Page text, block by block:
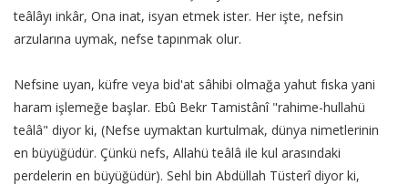
teâlâyı inkâr, Ona inat, isyan etmek ister. Her işte, nefsin
arzularına uymak, nefse tapınmak olur.
Nefsine uyan, küfre veya bid'at sâhibi olmağa yahut fıska yani
haram işlemeğe başlar. Ebû Bekr Tamistânî "rahime-hullahü
teâlâ" diyor ki, (Nefse uymaktan kurtulmak, dünya nimetlerinin
en büyüğüdür. Çünkü nefs, Allahü teâlâ ile kul arasındaki
perdelerin en büyüğüdür). Sehl bin Abdüllah Tüsterî diyor ki,